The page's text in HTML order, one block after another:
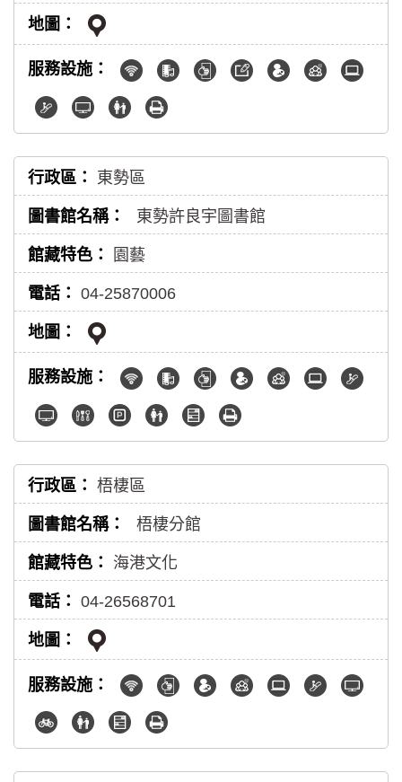
東勢區
東勢許良宇圖書館
園藝
04-25870006
梧棲區
梧棲分館
海港文化
04-26568701